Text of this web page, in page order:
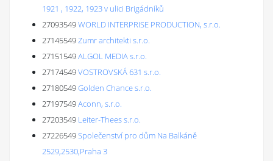
1921 , 1922, 1923 v ulici Brigádníků
27093549WORLD INTERPRISE PRODUCTION, s.r.o.
27145549Zumr architekti s.r.o.
27151549ALGOL MEDIA s.r.o.
27174549VOSTROVSKÁ 631 s.r.o.
27180549Golden Chance s.r.o.
27197549Aconn, s.r.o.
27203549 Leiter-Thees s.r.o.
27226549Společenství pro dům Na Balkáně
2529,2530,Praha 3